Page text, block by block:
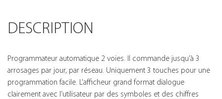
DESCRIPTION
Programmateur automatique 2 voies. Il commande jusqu’à 3
arrosages par jour, par réseau. Uniquement 3 touches pour une
programmation facile. L’afficheur grand format dialogue
clairement avec l’utilisateur par des symboles et des chiffres